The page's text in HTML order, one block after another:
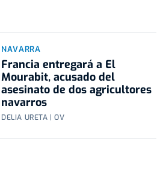
NAVARRA
Francia entregará a El
Mourabit, acusado del
asesinato de dos agricultores
navarros
DELIA URETA | OV